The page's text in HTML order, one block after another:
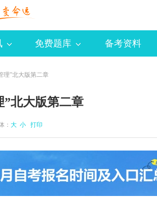
免费题库 备考资料
理”北大版第二章
”北大版第二章
： 大 小 打印